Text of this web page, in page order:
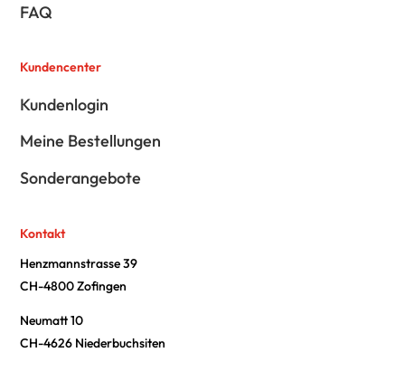
FAQ
Kundencenter
Kundenlogin
Meine Bestellungen
Sonderangebote
Kontakt
Henzmannstrasse 39
CH-4800 Zofingen
Neumatt 10
CH-4626 Niederbuchsiten